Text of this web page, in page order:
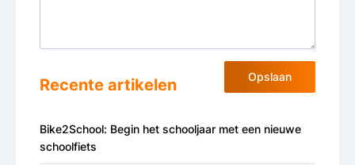
Opslaan
Recente artikelen
Bike2School: Begin het schooljaar met een nieuwe
schoolfiets